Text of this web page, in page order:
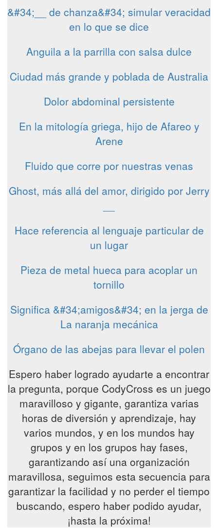
&#34;__ de chanza&#34; simular veracidad
en lo que se dice
Anguila a la parrilla con salsa dulce
Ciudad más grande y poblada de Australia
Dolor abdominal persistente
En la mitología griega, hijo de Afareo y
Arene
Fluido que corre por nuestras venas
Ghost, más allá del amor, dirigido por Jerry
Hace referencia al lenguaje particular de
un lugar
Pieza de metal hueca para acoplar un
tornillo
Significa &#34;amigos&#34; en la jerga de
La naranja mecánica
Órgano de las abejas para llevar el polen
Espero haber logrado ayudarte a encontrar
la pregunta, porque CodyCross es un juego
maravilloso y gigante, garantiza varias
horas de diversión y aprendizaje, hay
varios mundos, y en los mundos hay
grupos y en los grupos hay fases,
garantizando así una organización
maravillosa, seguimos esta secuencia para
garantizar la facilidad y no perder el tiempo
buscando, espero haber podido ayudar,
¡hasta la próxima!